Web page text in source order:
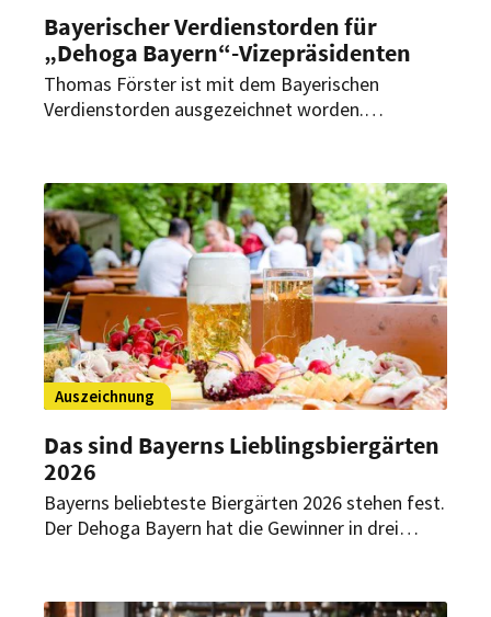
Bayerischer Verdienstorden für
„Dehoga Bayern“-Vizepräsidenten
Thomas Förster ist mit dem Bayerischen
Verdienstorden ausgezeichnet worden.
„Dehoga Bayern“-Vizepräsidenten für das
Gastgewerbe, die bayerische Wirtschaft und die
regionale Wirtschaftsentwicklung.
Auszeichnung
Das sind Bayerns Lieblingsbiergärten
2026
Bayerns beliebteste Biergärten 2026 stehen fest.
Der Dehoga Bayern hat die Gewinner in drei